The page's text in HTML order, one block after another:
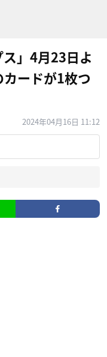
ス」4月23日よ
カードが1枚つ
2024年04月16日 11:12